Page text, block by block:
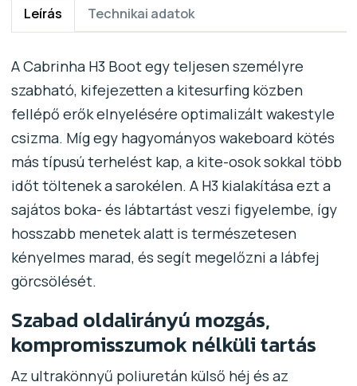
Leírás Technikai adatok
A Cabrinha H3 Boot egy teljesen személyre
szabható, kifejezetten a kitesurfing közben
fellépő erők elnyelésére optimalizált wakestyle
csizma. Míg egy hagyományos wakeboard kötés
más típusú terhelést kap, a kite-osok sokkal több
időt töltenek a sarokélen. A H3 kialakítása ezt a
sajátos boka- és lábtartást veszi figyelembe, így
hosszabb menetek alatt is természetesen
kényelmes marad, és segít megelőzni a lábfej
görcsölését.
Szabad oldalirányú mozgás,
kompromisszumok nélküli tartás
Az ultrakönnyű poliuretán külső héj és az